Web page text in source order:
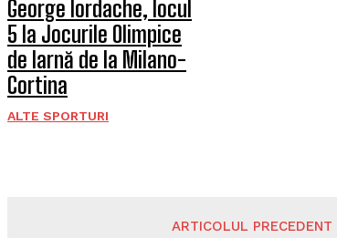
George Iordache, locul
5 la Jocurile Olimpice
de Iarnă de la Milano-
Cortina
ALTE SPORTURI
ARTICOLUL PRECEDENT